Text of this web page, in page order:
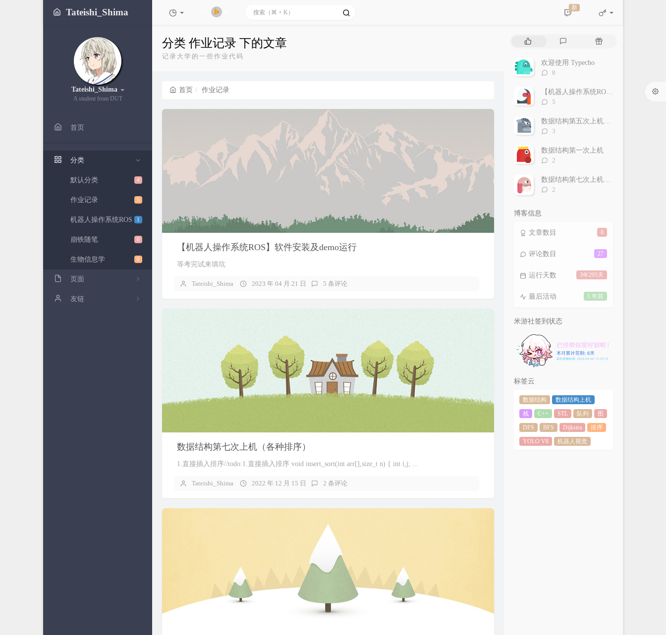
Tateishi_Shima 新
Tateishi_Shima
A student from DUT
首页
分类
4
默认分类
5
作业记录
1
机器人操作系统ROS
0
崩铁随笔
0
生物信息学
页面
关于我
友链
分类 作业记录 下的文章
记录大学的一些作业代码
首页 作业记录
【机器人操作系统ROS】软件安装及demo运行
等考完试来填坑
Tateishi_Shima 2023 年 04 月 21 日 5 条评论
数据结构第七次上机（各种排序）
1.直接插入排序//todo:1.直接插入排序 void insert_sort(int arr[],size_t n) { int i,j; ...
Tateishi_Shima 2022 年 12 月 15 日 2 条评论
章
评
随
欢迎使用 Typecho
评
数：
8
【机器人操作系统ROS】软件安装及demo运行
评
数：
5
数据结构第五次上机（DFS/BFS/Dijkstra/Floyd）
评
数：
3
数据结构第一次上机
评
数：
2
数据结构第七次上机（各种排序）
评
2
博客信息
8
文章数目
27
评论数目
3年295天
运行天数
1 年前
最后活动
米游社签到状态
标签云
数据结构
数据结构上机
栈
C++ STL 队列
图
DFS
BFS Dijkstra
排序
YOLO V8
机器人视觉